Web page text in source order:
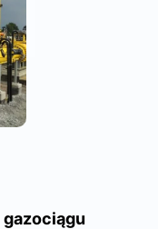
gazociągu